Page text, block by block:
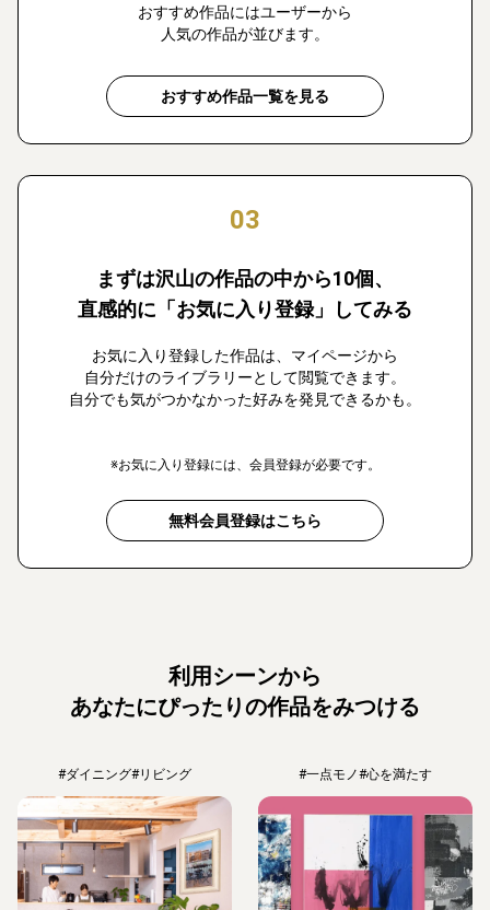
おすすめ作品にはユーザーから
人気の作品が並びます。
おすすめ作品一覧を見る
03
まずは沢山の作品の中から10個、
直感的に「お気に入り登録」してみる
お気に入り登録した作品は、マイページから
自分だけのライブラリーとして閲覧できます。
自分でも気がつかなかった好みを発見できるかも。
※お気に入り登録には、会員登録が必要です。
無料会員登録はこちら
利用シーンから
あなたにぴったりの作品をみつける
#ダイニング#リビング #一点モノ#心を満たす